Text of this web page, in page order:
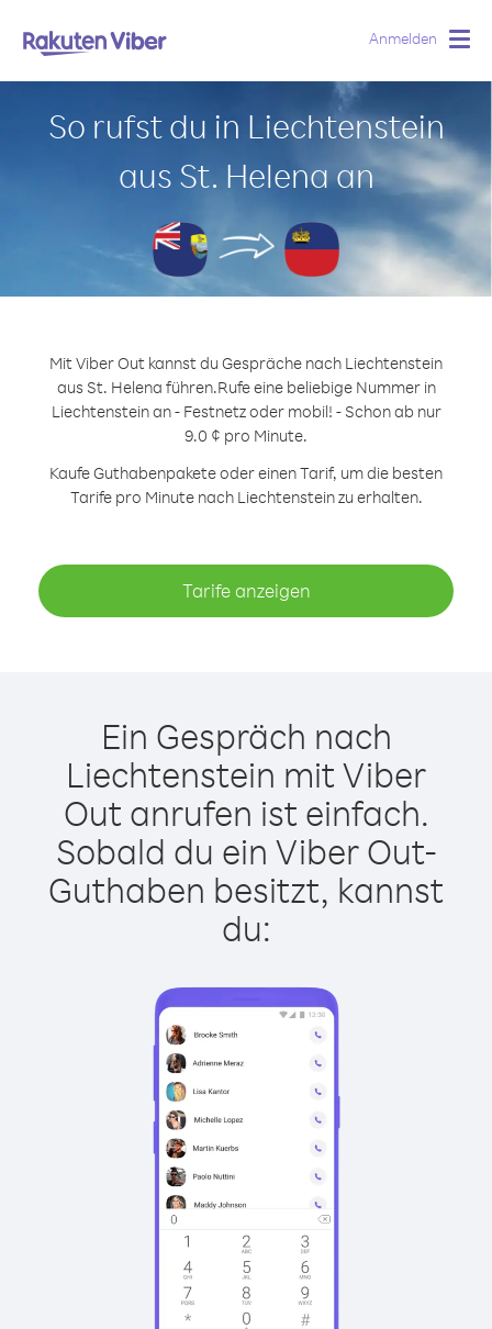
Anmelden
So rufst du in Liechtenstein
aus St. Helena an
Mit Viber Out kannst du Gespräche nach Liechtenstein
aus St. Helena führen.Rufe eine beliebige Nummer in
Liechtenstein an - Festnetz oder mobil! - Schon ab nur
9.0 ¢ pro Minute.
Kaufe Guthabenpakete oder einen Tarif, um die besten
Tarife pro Minute nach Liechtenstein zu erhalten.
Tarife anzeigen
Ein Gespräch nach
Liechtenstein mit Viber
Out anrufen ist einfach.
Sobald du ein Viber Out-
Guthaben besitzt, kannst
du: